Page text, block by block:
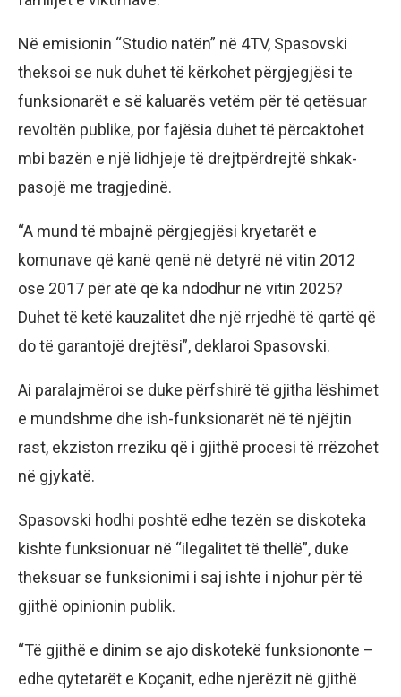
Në emisionin “Studio natën” në 4TV, Spasovski
theksoi se nuk duhet të kërkohet përgjegjësi te
funksionarët e së kaluarës vetëm për të qetësuar
revoltën publike, por fajësia duhet të përcaktohet
mbi bazën e një lidhjeje të drejtpërdrejtë shkak-
pasojë me tragjedinë.
“A mund të mbajnë përgjegjësi kryetarët e
komunave që kanë qenë në detyrë në vitin 2012
ose 2017 për atë që ka ndodhur në vitin 2025?
Duhet të ketë kauzalitet dhe një rrjedhë të qartë që
do të garantojë drejtësi”, deklaroi Spasovski.
Ai paralajmëroi se duke përfshirë të gjitha lëshimet
e mundshme dhe ish-funksionarët në të njëjtin
rast, ekziston rreziku që i gjithë procesi të rrëzohet
në gjykatë.
Spasovski hodhi poshtë edhe tezën se diskoteka
kishte funksionuar në “ilegalitet të thellë”, duke
theksuar se funksionimi i saj ishte i njohur për të
gjithë opinionin publik.
“Të gjithë e dinim se ajo diskotekë funksiononte –
edhe qytetarët e Koçanit, edhe njerëzit në gjithë